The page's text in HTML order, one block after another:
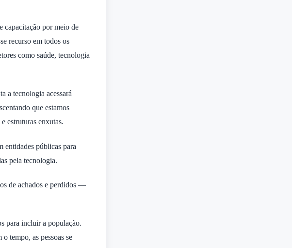
capacitação por meio de
recurso em todos os
como saúde, tecnologia
a tecnologia acessará
que estamos
estruturas enxutas.
entidades públicas para
pela tecnologia.
de achados e perdidos —
para incluir a população.
tempo, as pessoas se